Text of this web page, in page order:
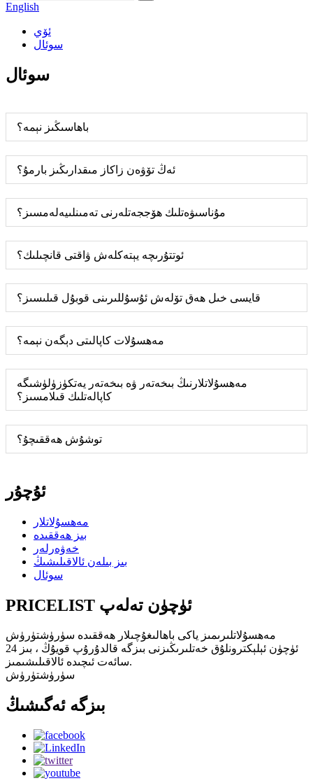
English
ئۆي
سوئال
سوئال
باھاسىڭىز نېمە؟
ئەڭ تۆۋەن زاكاز مىقدارىڭىز بارمۇ؟
مۇناسىۋەتلىك ھۆججەتلەرنى تەمىنلىيەلەمسىز؟
ئوتتۇرىچە يېتەكلەش ۋاقتى قانچىلىك؟
قايسى خىل ھەق تۆلەش ئۇسۇللىرىنى قوبۇل قىلىسىز؟
مەھسۇلات كاپالىتى دېگەن نېمە؟
مەھسۇلاتلارنىڭ بىخەتەر ۋە بىخەتەر يەتكۈزۈلۈشىگە
كاپالەتلىك قىلامسىز؟
توشۇش ھەققىچۇ؟
ئۇچۇر
مەھسۇلاتلار
بىز ھەققىدە
خەۋەرلەر
بىز بىلەن ئالاقىلىشىڭ
سوئال
PRICELIST ئۈچۈن تەلەپ
مەھسۇلاتلىرىمىز ياكى باھالىغۇچىلار ھەققىدە سۈرۈشتۈرۈش
ئۈچۈن ئېلېكترونلۇق خەتلىرىڭىزنى بىزگە قالدۇرۇپ قويۇڭ ، بىز 24
سائەت ئىچىدە ئالاقىلىشىمىز.
سۈرۈشتۈرۈش
بىزگە ئەگىشىڭ